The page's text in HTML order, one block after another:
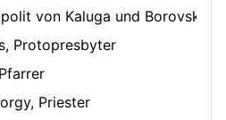
von Kaluga und Borovsk
Protopresbyter
Priester